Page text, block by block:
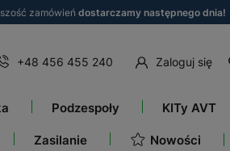
zamówień dostarczamy następnego dnia!
+48 456 455 240 Zaloguj się
Podzespoły KITy AVT
Zasilanie Nowości